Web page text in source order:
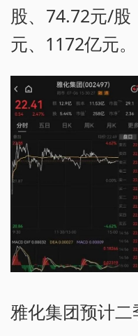
股、74.72元/
元、1172亿元。
雅化集团预计